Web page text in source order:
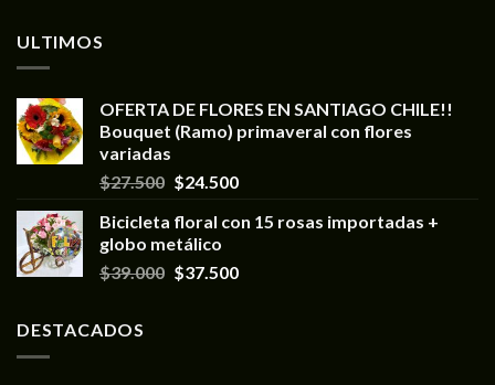
ULTIMOS
OFERTA DE FLORES EN SANTIAGO CHILE!!
Bouquet (Ramo) primaveral con flores
variadas
$27.500 $24.500
Bicicleta floral con 15 rosas importadas +
globo metálico
$39.000 $37.500
DESTACADOS